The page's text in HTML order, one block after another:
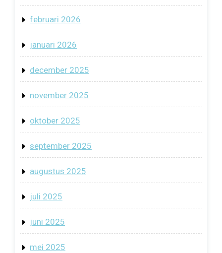
februari 2026
januari 2026
december 2025
november 2025
oktober 2025
september 2025
augustus 2025
juli 2025
juni 2025
mei 2025